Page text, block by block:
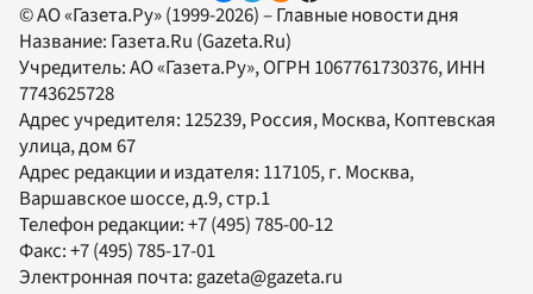
© АО «Газета.Ру» (1999-2026) – Главные новости дня
Название: Газета.Ru (Gazeta.Ru)
Учредитель:АО «Газета.Ру», ОГРН 1067761730376, ИНН
7743625728
Адрес учредителя: 125239, Россия, Москва, Коптевская
улица, дом 67
Адрес редакции и издателя: 117105, г. Москва,
Варшавское шоссе, д.9, стр.1
Телефон редакции:+7 (495) 785-00-12
Факс:+7 (495) 785-17-01
Электронная почта:gazeta@gazeta.ru